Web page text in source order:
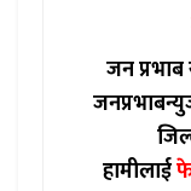
जन प्रभाब
हामीलाई